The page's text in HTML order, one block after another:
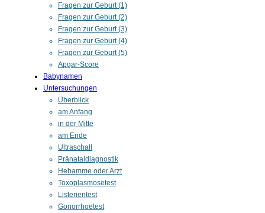
Fragen zur Geburt (1)
Fragen zur Geburt (2)
Fragen zur Geburt (3)
Fragen zur Geburt (4)
Fragen zur Geburt (5)
Apgar-Score
Babynamen
Untersuchungen
Überblick
am Anfang
in der Mitte
am Ende
Ultraschall
Pränataldiagnostik
Hebamme oder Arzt
Toxoplasmosetest
Listerientest
Gonorrhoetest